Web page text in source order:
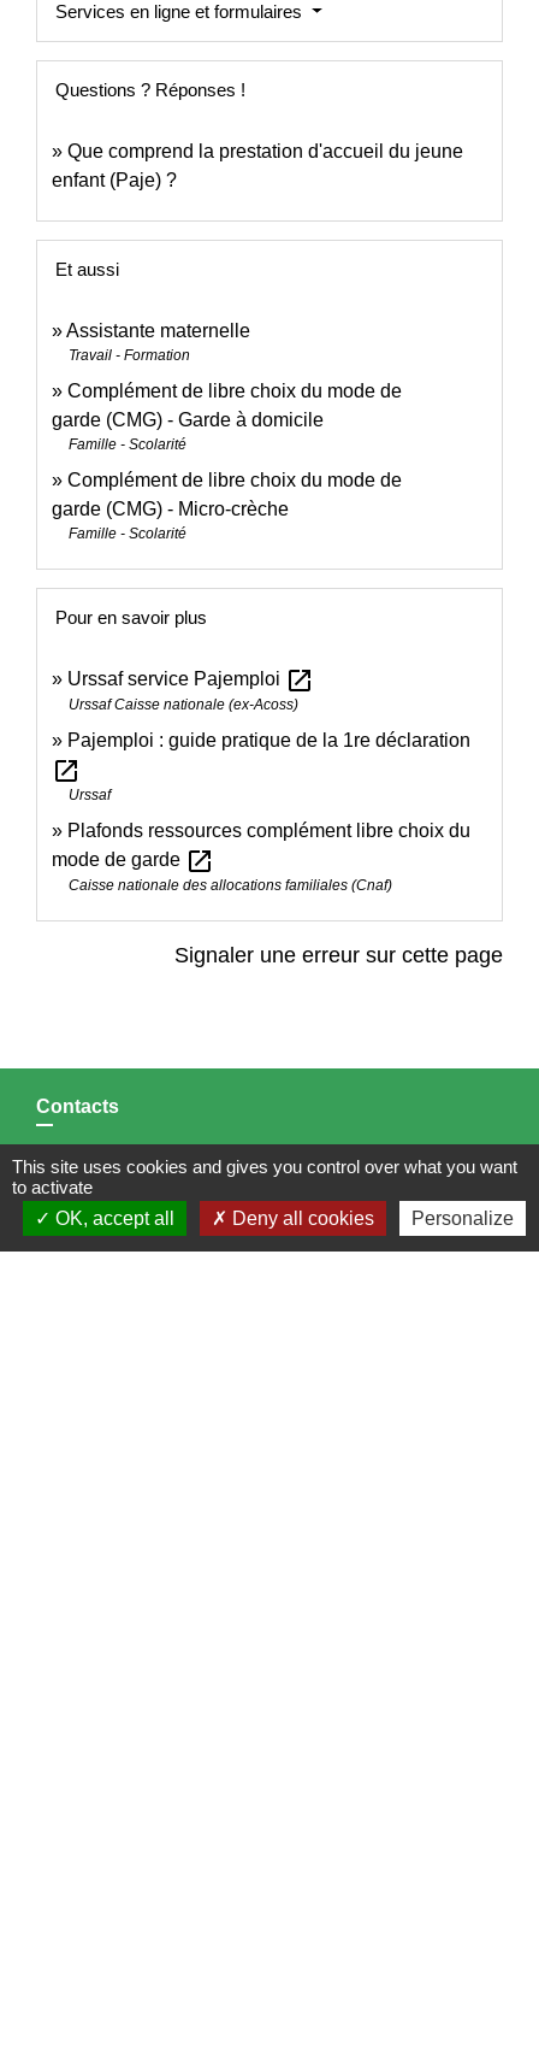
Services en ligne et formulaires
Questions ? Réponses !
Que comprend la prestation d'accueil du jeune
enfant (Paje) ?
Et aussi
Assistante maternelle
Travail - Formation
Complément de libre choix du mode de
garde (CMG) - Garde à domicile
Famille - Scolarité
Complément de libre choix du mode de
garde (CMG) - Micro-crèche
Famille - Scolarité
Pour en savoir plus
Urssaf service Pajemploi open_in_new
Urssaf Caisse nationale (ex-Acoss)
Pajemploi : guide pratique de la 1re déclaration
open_in_new
Urssaf
Plafonds ressources complément libre choix du
mode de garde open_in_new
Caisse nationale des allocations familiales (Cnaf)
Signaler une erreur sur cette page
Contacts
2 place de la Mairie
44830 Brains - FRANCE
+33 2 40 65 51 30
This site uses cookies and gives you control over what you want
to activate
OK, accept all
Deny all cookies Personalize